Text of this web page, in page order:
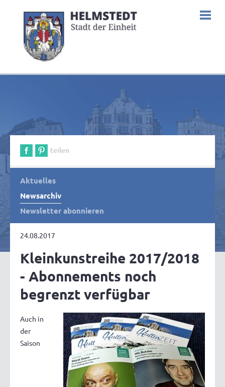
teilen
Aktuelles
Newsarchiv
Newsletter abonnieren
24.08.2017
Kleinkunstreihe 2017/2018
- Abonnements noch
begrenzt verfügbar
Auch in
der
Saison